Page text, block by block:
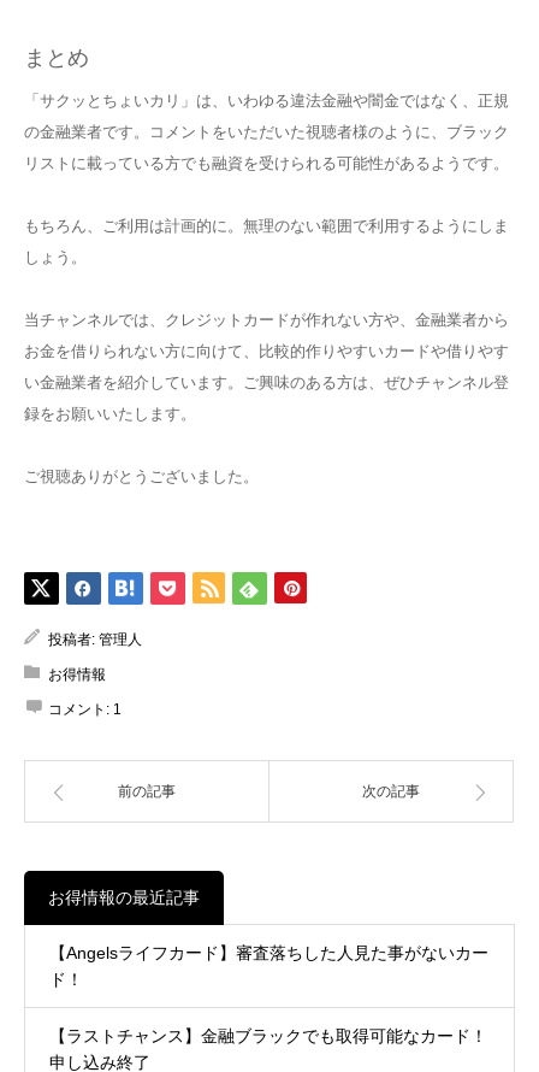
まとめ
「サクッとちょいカリ」は、いわゆる違法金融や闇金ではなく、正規
の金融業者です。コメントをいただいた視聴者様のように、ブラック
リストに載っている方でも融資を受けられる可能性があるようです。
もちろん、ご利用は計画的に。無理のない範囲で利用するようにしま
しょう。
当チャンネルでは、クレジットカードが作れない方や、金融業者から
お金を借りられない方に向けて、比較的作りやすいカードや借りやす
い金融業者を紹介しています。ご興味のある方は、ぜひチャンネル登
録をお願いいたします。
ご視聴ありがとうございました。
投稿者: 管理人
お得情報
コメント: 1
前の記事 次の記事
お得情報の最近記事
【Angelsライフカード】審査落ちした人見た事がないカー
ド！
【ラストチャンス】金融ブラックでも取得可能なカード！
申し込み終了